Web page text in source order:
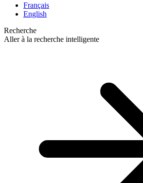
Français
English
Recherche
Aller à la recherche intelligente